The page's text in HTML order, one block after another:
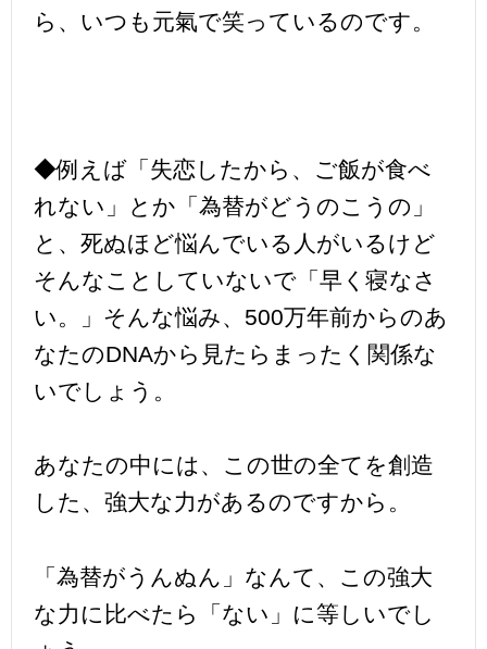
ら、いつも元氣で笑っているのです。
◆例えば「失恋したから、ご飯が食べ
れない」とか「為替がどうのこうの」
と、死ぬほど悩んでいる人がいるけど
そんなことしていないで「早く寝なさ
い。」そんな悩み、500万年前からのあ
なたのDNAから見たらまったく関係な
いでしょう。
あなたの中には、この世の全てを創造
した、強大な力があるのですから。
「為替がうんぬん」なんて、この強大
な力に比べたら「ない」に等しいでし